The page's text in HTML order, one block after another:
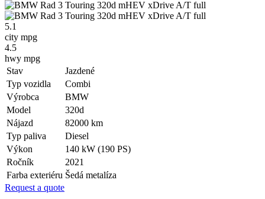
5.1
city mpg
4.5
hwy mpg
Stav
Jazdené
Typ vozidla
Combi
Výrobca
BMW
Model
320d
Nájazd
82000 km
Typ paliva
Diesel
Výkon
140 kW (190 PS)
Ročník
2021
Farba exteriéru Šedá metalíza
Request a quote